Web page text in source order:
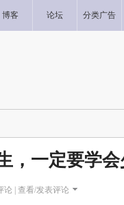
博客 论坛 分类广告
，一定要学
论 | 查看/发表评论